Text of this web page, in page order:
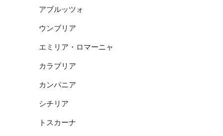
アブルッツォ
ウンブリア
エミリア・ロマーニャ
カラブリア
カンパニア
シチリア
トスカーナ